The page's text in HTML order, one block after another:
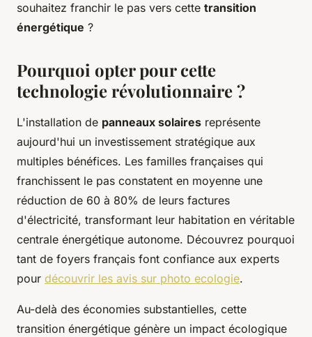
souhaitez franchir le pas vers cette transition
énergétique ?
Pourquoi opter pour cette
technologie révolutionnaire ?
L'installation de panneaux solaires représente
aujourd'hui un investissement stratégique aux
multiples bénéfices. Les familles françaises qui
franchissent le pas constatent en moyenne une
réduction de 60 à 80% de leurs factures
d'électricité, transformant leur habitation en véritable
centrale énergétique autonome. Découvrez pourquoi
tant de foyers français font confiance aux experts
pour découvrir les avis sur photo ecologie.
Au-delà des économies substantielles, cette
transition énergétique génère un impact écologique